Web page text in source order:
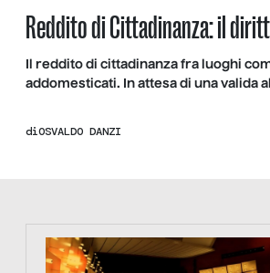
Reddito di Cittadinanza: il
Il reddito di cittadinanza fra luoghi
addomesticati. In attesa di una valida
diOSVALDO DANZI
https://tinyurl.com/363fvfm9